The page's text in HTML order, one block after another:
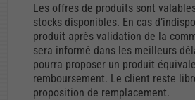
Les offres de produits sont
stocks disponibles. En cas
produit après validation de la
sera informé dans les meilleurs
pourra proposer un produit
remboursement. Le client reste
proposition de remplacement.